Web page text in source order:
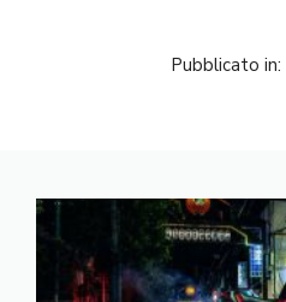
Pubblicato in: